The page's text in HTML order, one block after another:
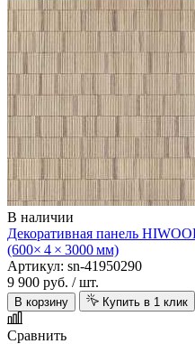
В наличии
Декоративная панель
(600× 4 × 3000 мм)
Артикул: sn-41950290
9 900 руб. / шт.
В корзину Купить в 1 клик
Сравнить